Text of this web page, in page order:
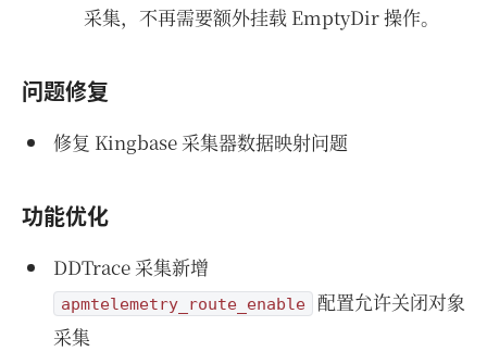
采集，不再需要额外挂载 EmptyDir 操作。
问题修复
修复 Kingbase 采集器数据映射问题
功能优化
DDTrace 采集新增
apmtelemetry_route_enable 配置允许关闭对象
采集